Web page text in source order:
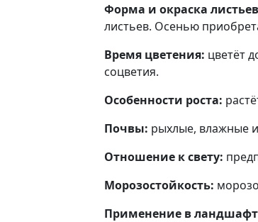
Форма и окраска
листьев. Осенью
Время цветения: цветёт
соцветия.
Особенности роста:
Почвы: рыхлые, влажные
Отношение к свету:
Морозостойкость:
Применение в